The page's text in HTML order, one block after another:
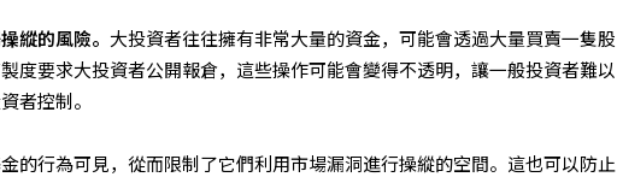
縱的風險。 大投資者往往擁有非常大量的資金，可能會透過大量買賣一隻股
度要求大投資者公開報倉，這些操作可能會變得不透明，讓一般投資者難以
者控制。
的行為可見，從而限制了它們利用市場漏洞進行操縱的空間。這也可以防止